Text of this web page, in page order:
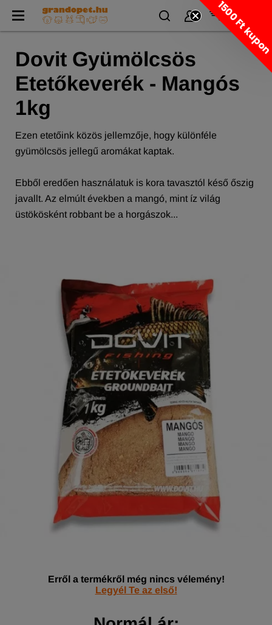
Dovit Gyümölcsös
Etetőkeverék - Mangós
1kg
Ezen etetőink közös jellemzője, hogy különféle
gyümölcsös jellegű aromákat kaptak.
Ebből eredően használatuk is kora tavasztól késő őszig
javallt. Az elmúlt években a mangó, mint íz világ
üstökösként robbant be a horgászok...
Erről a termékről még nincs vélemény!
Legyél Te az első!
1500 Ft